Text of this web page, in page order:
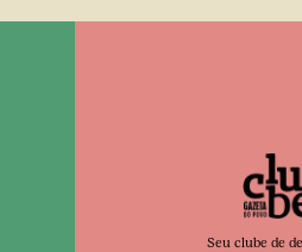
Seu clube de